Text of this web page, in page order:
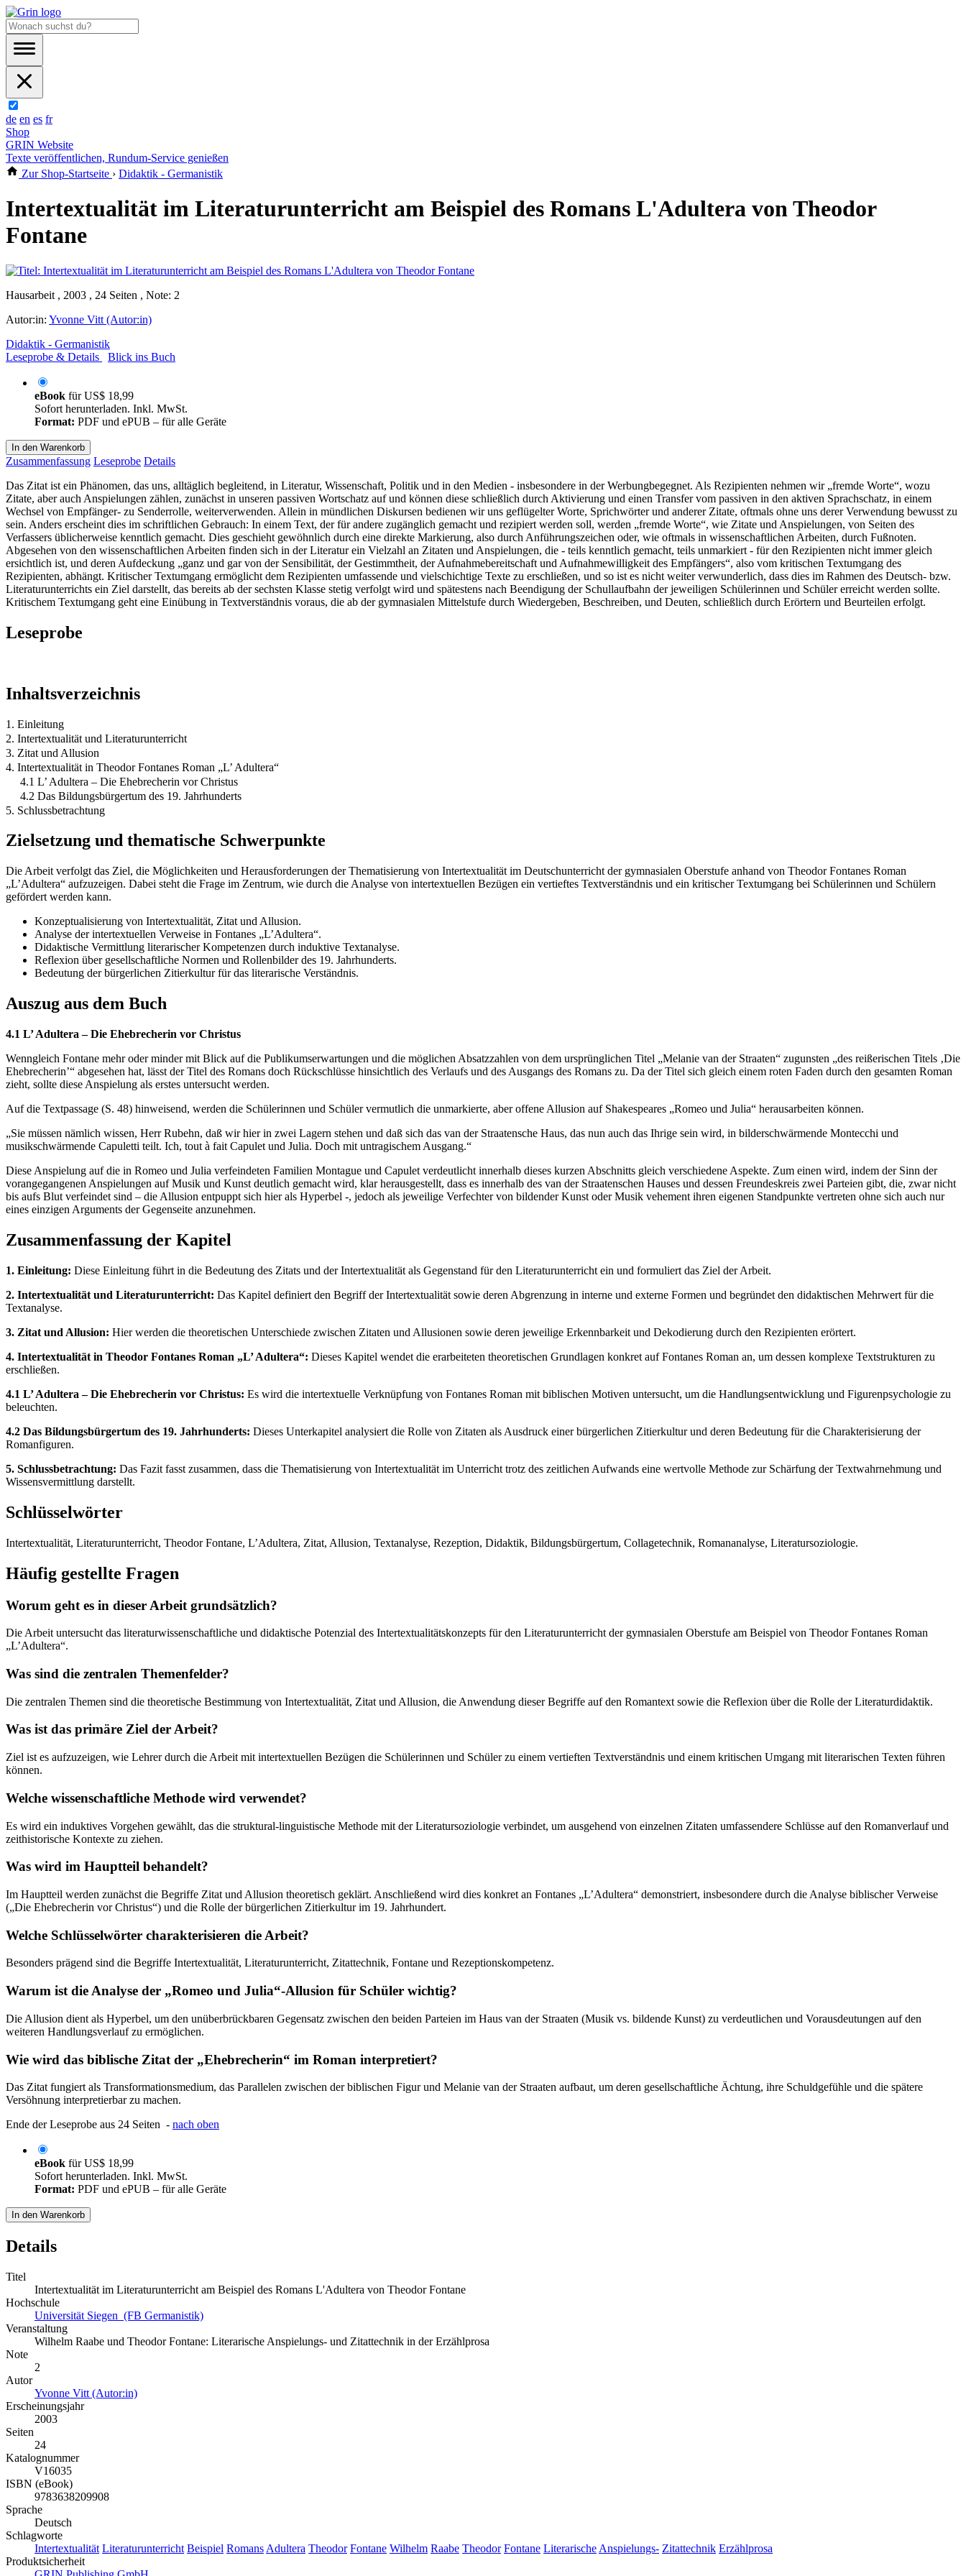
de en es fr
Shop
GRIN Website
Texte veröffentlichen, Rundum-Service genießen
Zur Shop-Startseite › Didaktik - Germanistik
Intertextualität im Literaturunterricht am Beispiel des Romans L'Adultera von Theodor
Fontane
Hausarbeit , 2003 , 24 Seiten , Note: 2
Autor:in: Yvonne Vitt (Autor:in)
Didaktik - Germanistik
Leseprobe & Details
Blick ins Buch
eBook fürUS$ 18,99
Sofort herunterladen. Inkl. MwSt.
Format: PDF und ePUB – für alle Geräte
In den Warenkorb
Zusammenfassung Leseprobe Details
Das Zitat ist ein Phänomen, das uns, alltäglich begleitend, in Literatur, Wissenschaft, Politik und in den Medien - insbesondere in der Werbungbegegnet. Als Rezipienten nehmen wir „fremde Worte“, wozu
Zitate, aber auch Anspielungen zählen, zunächst in unseren passiven Wortschatz auf und können diese schließlich durch Aktivierung und einen Transfer vom passiven in den aktiven Sprachschatz, in einem
Wechsel von Empfänger- zu Senderrolle, weiterverwenden. Allein in mündlichen Diskursen bedienen wir uns geflügelter Worte, Sprichwörter und anderer Zitate, oftmals ohne uns derer Verwendung bewusst zu
sein. Anders erscheint dies im schriftlichen Gebrauch: In einem Text, der für andere zugänglich gemacht und rezipiert werden soll, werden „fremde Worte“, wie Zitate und Anspielungen, von Seiten des
Verfassers üblicherweise kenntlich gemacht. Dies geschieht gewöhnlich durch eine direkte Markierung, also durch Anführungszeichen oder, wie oftmals in wissenschaftlichen Arbeiten, durch Fußnoten.
Abgesehen von den wissenschaftlichen Arbeiten finden sich in der Literatur ein Vielzahl an Zitaten und Anspielungen, die - teils kenntlich gemacht, teils unmarkiert - für den Rezipienten nicht immer gleich
ersichtlich ist, und deren Aufdeckung „ganz und gar von der Sensibilität, der Gestimmtheit, der Aufnahmebereitschaft und Aufnahmewilligkeit des Empfängers“, also vom kritischen Textumgang des
Rezipienten, abhängt. Kritischer Textumgang ermöglicht dem Rezipienten umfassende und vielschichtige Texte zu erschließen, und so ist es nicht weiter verwunderlich, dass dies im Rahmen des Deutsch- bzw.
Literaturunterrichts ein Ziel darstellt, das bereits ab der sechsten Klasse stetig verfolgt wird und spätestens nach Beendigung der Schullaufbahn der jeweiligen Schülerinnen und Schüler erreicht werden sollte.
Kritischem Textumgang geht eine Einübung in Textverständnis voraus, die ab der gymnasialen Mittelstufe durch Wiedergeben, Beschreiben, und Deuten, schließlich durch Erörtern und Beurteilen erfolgt.
Leseprobe
Inhaltsverzeichnis
1. Einleitung
2. Intertextualität und Literaturunterricht
3. Zitat und Allusion
4. Intertextualität in Theodor Fontanes Roman „L’ Adultera“
4.1 L’ Adultera – Die Ehebrecherin vor Christus
4.2 Das Bildungsbürgertum des 19. Jahrhunderts
5. Schlussbetrachtung
Zielsetzung und thematische Schwerpunkte
Die Arbeit verfolgt das Ziel, die Möglichkeiten und Herausforderungen der Thematisierung von Intertextualität im Deutschunterricht der gymnasialen Oberstufe anhand von Theodor Fontanes Roman
„L’Adultera“ aufzuzeigen. Dabei steht die Frage im Zentrum, wie durch die Analyse von intertextuellen Bezügen ein vertieftes Textverständnis und ein kritischer Textumgang bei Schülerinnen und Schülern
gefördert werden kann.
Konzeptualisierung von Intertextualität, Zitat und Allusion.
Analyse der intertextuellen Verweise in Fontanes „L’Adultera“.
Didaktische Vermittlung literarischer Kompetenzen durch induktive Textanalyse.
Reflexion über gesellschaftliche Normen und Rollenbilder des 19. Jahrhunderts.
Bedeutung der bürgerlichen Zitierkultur für das literarische Verständnis.
Auszug aus dem Buch
4.1 L’ Adultera – Die Ehebrecherin vor Christus
Wenngleich Fontane mehr oder minder mit Blick auf die Publikumserwartungen und die möglichen Absatzzahlen von dem ursprünglichen Titel „Melanie van der Straaten“ zugunsten „des reißerischen Titels ‚Die
Ehebrecherin’“ abgesehen hat, lässt der Titel des Romans doch Rückschlüsse hinsichtlich des Verlaufs und des Ausgangs des Romans zu. Da der Titel sich gleich einem roten Faden durch den gesamten Roman
zieht, sollte diese Anspielung als erstes untersucht werden.
Auf die Textpassage (S. 48) hinweisend, werden die Schülerinnen und Schüler vermutlich die unmarkierte, aber offene Allusion auf Shakespeares „Romeo und Julia“ herausarbeiten können.
„Sie müssen nämlich wissen, Herr Rubehn, daß wir hier in zwei Lagern stehen und daß sich das van der Straatensche Haus, das nun auch das Ihrige sein wird, in bilderschwärmende Montecchi und
musikschwärmende Capuletti teilt. Ich, tout à fait Capulet und Julia. Doch mit untragischem Ausgang.“
Diese Anspielung auf die in Romeo und Julia verfeindeten Familien Montague und Capulet verdeutlicht innerhalb dieses kurzen Abschnitts gleich verschiedene Aspekte. Zum einen wird, indem der Sinn der
vorangegangenen Anspielungen auf Musik und Kunst deutlich gemacht wird, klar herausgestellt, dass es innerhalb des van der Straatenschen Hauses und dessen Freundeskreis zwei Parteien gibt, die, zwar nicht
bis aufs Blut verfeindet sind – die Allusion entpuppt sich hier als Hyperbel -, jedoch als jeweilige Verfechter von bildender Kunst oder Musik vehement ihren eigenen Standpunkte vertreten ohne sich auch nur
eines einzigen Arguments der Gegenseite anzunehmen.
Zusammenfassung der Kapitel
1. Einleitung: Diese Einleitung führt in die Bedeutung des Zitats und der Intertextualität als Gegenstand für den Literaturunterricht ein und formuliert das Ziel der Arbeit.
2. Intertextualität und Literaturunterricht: Das Kapitel definiert den Begriff der Intertextualität sowie deren Abgrenzung in interne und externe Formen und begründet den didaktischen Mehrwert für die
Textanalyse.
3. Zitat und Allusion: Hier werden die theoretischen Unterschiede zwischen Zitaten und Allusionen sowie deren jeweilige Erkennbarkeit und Dekodierung durch den Rezipienten erörtert.
4. Intertextualität in Theodor Fontanes Roman „L’ Adultera“: Dieses Kapitel wendet die erarbeiteten theoretischen Grundlagen konkret auf Fontanes Roman an, um dessen komplexe Textstrukturen zu
erschließen.
4.1 L’ Adultera – Die Ehebrecherin vor Christus: Es wird die intertextuelle Verknüpfung von Fontanes Roman mit biblischen Motiven untersucht, um die Handlungsentwicklung und Figurenpsychologie zu
beleuchten.
4.2 Das Bildungsbürgertum des 19. Jahrhunderts: Dieses Unterkapitel analysiert die Rolle von Zitaten als Ausdruck einer bürgerlichen Zitierkultur und deren Bedeutung für die Charakterisierung der
Romanfiguren.
5. Schlussbetrachtung: Das Fazit fasst zusammen, dass die Thematisierung von Intertextualität im Unterricht trotz des zeitlichen Aufwands eine wertvolle Methode zur Schärfung der Textwahrnehmung und
Wissensvermittlung darstellt.
Schlüsselwörter
Intertextualität, Literaturunterricht, Theodor Fontane, L’Adultera, Zitat, Allusion, Textanalyse, Rezeption, Didaktik, Bildungsbürgertum, Collagetechnik, Romananalyse, Literatursoziologie.
Häufig gestellte Fragen
Worum geht es in dieser Arbeit grundsätzlich?
Die Arbeit untersucht das literaturwissenschaftliche und didaktische Potenzial des Intertextualitätskonzepts für den Literaturunterricht der gymnasialen Oberstufe am Beispiel von Theodor Fontanes Roman
„L’Adultera“.
Was sind die zentralen Themenfelder?
Die zentralen Themen sind die theoretische Bestimmung von Intertextualität, Zitat und Allusion, die Anwendung dieser Begriffe auf den Romantext sowie die Reflexion über die Rolle der Literaturdidaktik.
Was ist das primäre Ziel der Arbeit?
Ziel ist es aufzuzeigen, wie Lehrer durch die Arbeit mit intertextuellen Bezügen die Schülerinnen und Schüler zu einem vertieften Textverständnis und einem kritischen Umgang mit literarischen Texten führen
können.
Welche wissenschaftliche Methode wird verwendet?
Es wird ein induktives Vorgehen gewählt, das die struktural-linguistische Methode mit der Literatursoziologie verbindet, um ausgehend von einzelnen Zitaten umfassendere Schlüsse auf den Romanverlauf und
zeithistorische Kontexte zu ziehen.
Was wird im Hauptteil behandelt?
Im Hauptteil werden zunächst die Begriffe Zitat und Allusion theoretisch geklärt. Anschließend wird dies konkret an Fontanes „L’Adultera“ demonstriert, insbesondere durch die Analyse biblischer Verweise
(„Die Ehebrecherin vor Christus“) und die Rolle der bürgerlichen Zitierkultur im 19. Jahrhundert.
Welche Schlüsselwörter charakterisieren die Arbeit?
Besonders prägend sind die Begriffe Intertextualität, Literaturunterricht, Zitattechnik, Fontane und Rezeptionskompetenz.
Warum ist die Analyse der „Romeo und Julia“-Allusion für Schüler wichtig?
Die Allusion dient als Hyperbel, um den unüberbrückbaren Gegensatz zwischen den beiden Parteien im Haus van der Straaten (Musik vs. bildende Kunst) zu verdeutlichen und Vorausdeutungen auf den
weiteren Handlungsverlauf zu ermöglichen.
Wie wird das biblische Zitat der „Ehebrecherin“ im Roman interpretiert?
Das Zitat fungiert als Transformationsmedium, das Parallelen zwischen der biblischen Figur und Melanie van der Straaten aufbaut, um deren gesellschaftliche Ächtung, ihre Schuldgefühle und die spätere
Versöhnung interpretierbar zu machen.
Ende der Leseprobe aus 24 Seiten - nach oben
eBook fürUS$ 18,99
Sofort herunterladen. Inkl. MwSt.
Format: PDF und ePUB – für alle Geräte
In den Warenkorb
Details
Titel
Intertextualität im Literaturunterricht am Beispiel des Romans L'Adultera von Theodor Fontane
Hochschule
Universität Siegen (FB Germanistik)
Veranstaltung
Wilhelm Raabe und Theodor Fontane: Literarische Anspielungs- und Zitattechnik in der Erzählprosa
Note
2
Autor
Yvonne Vitt (Autor:in)
Erscheinungsjahr
2003
Seiten
24
Katalognummer
V16035
ISBN (eBook)
9783638209908
Sprache
Deutsch
Schlagworte
Intertextualität Literaturunterricht Beispiel Romans Adultera Theodor Fontane Wilhelm Raabe Theodor Fontane Literarische Anspielungs- Zitattechnik Erzählprosa
Produktsicherheit